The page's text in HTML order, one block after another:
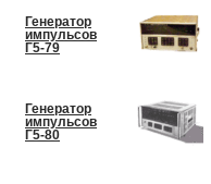
Генератор
импульсов
Г5-79
Генератор
импульсов
Г5-80